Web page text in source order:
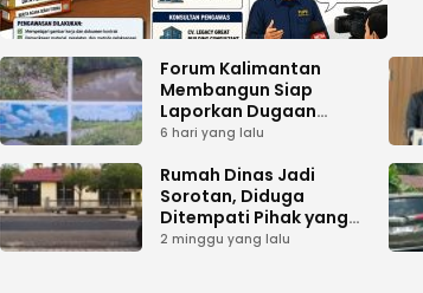
Forum Kalimantan
Membangun Siap
Laporkan Dugaan
Proyek Bermasalah
6 hari yang lalu
Rumah Dinas Jadi
Sorotan, Diduga
Ditempati Pihak yang
Tak Berhak
2 minggu yang lalu